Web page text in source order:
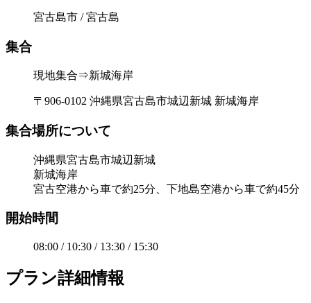
宮古島市 / 宮古島
集合
現地集合⇒新城海岸
〒906-0102 沖縄県宮古島市城辺新城 新城海岸
集合場所について
沖縄県宮古島市城辺新城
新城海岸
宮古空港から車で約25分、下地島空港から車で約45分
開始時間
08:00 / 10:30 / 13:30 / 15:30
プラン詳細情報